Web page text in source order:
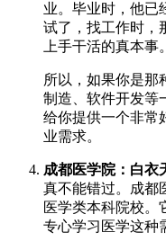
业。毕业时，他已
试了，找工作时，
上手干活的真本事。
所以，如果你是那
制造、软件开发等
给你提供一个非常
业需求。
成都医学院：白衣
真不能错过。成都
医学类本科院校。
专心学习医学这种